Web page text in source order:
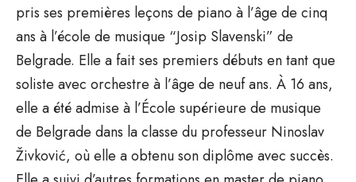
pris ses premières leçons de piano à l’âge de cinq
ans à l’école de musique “Josip Slavenski” de
Belgrade. Elle a fait ses premiers débuts en tant que
soliste avec orchestre à l’âge de neuf ans. À 16 ans,
elle a été admise à l’École supérieure de musique
de Belgrade dans la classe du professeur Ninoslav
Živković, où elle a obtenu son diplôme avec succès.